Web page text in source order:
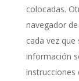
colocadas.
navegador
cada vez
información
instrucciones